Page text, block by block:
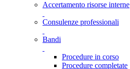
Accertamento risorse interne
Consulenze professionali
Bandi
Procedure in corso
Procedure completate